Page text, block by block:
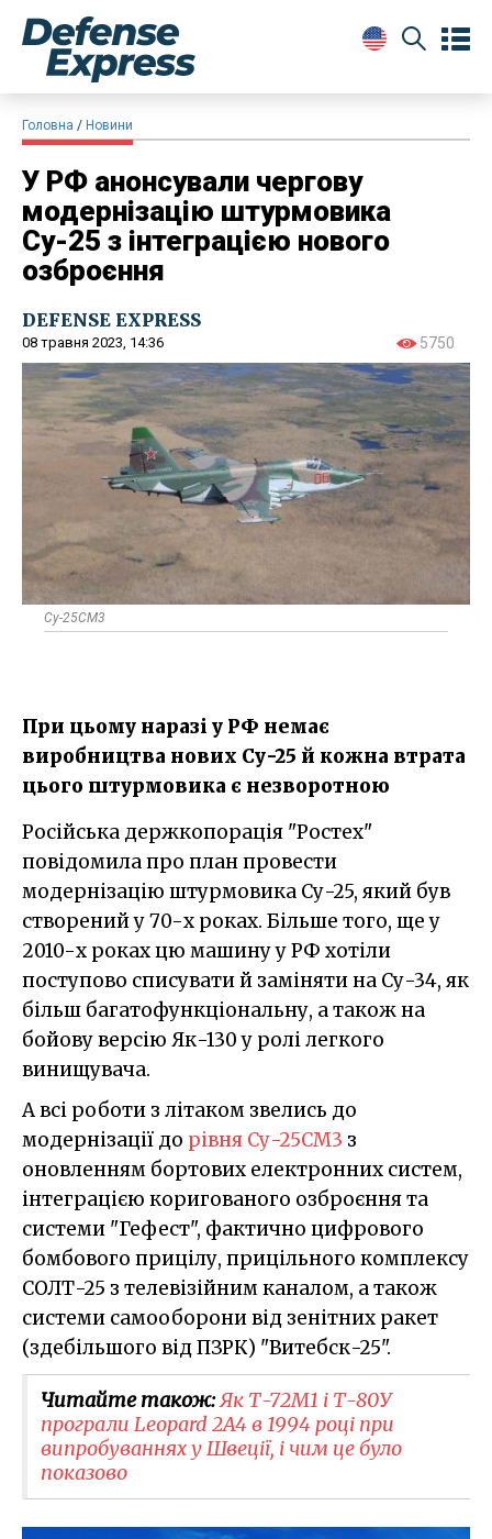
Головна Новини
У РФ анонсували чергову
модернізацію штурмовика
Су-25 з інтеграцією нового
озброєння
DEFENSE EXPRESS
08 травня 2023, 14:36 5750
Су-25СМ3
При цьому наразі у РФ немає
виробництва нових Су-25 й кожна втрата
цього штурмовика є незворотною
Російська держкопорація "Ростех"
повідомила про план провести
модернізацію штурмовика Су-25, який був
створений у 70-х роках. Більше того, ще у
2010-х роках цю машину у РФ хотіли
поступово списувати й заміняти на Су-34, як
більш багатофункціональну, а також на
бойову версію Як-130 у ролі легкого
винищувача.
А всі роботи з літаком звелись до
модернізації до рівня Су-25СМ3 з
оновленням бортових електронних систем,
інтеграцією коригованого озброєння та
системи "Гефест", фактично цифрового
бомбового прицілу, прицільного комплексу
СОЛТ-25 з телевізійним каналом, а також
системи самооборони від зенітних ракет
(здебільшого від ПЗРК) "Витебск-25".
Читайте також:Як Т-72М1 і Т-80У
програли Leopard 2A4 в 1994 році при
випробуваннях у Швеції, і чим це було
показово